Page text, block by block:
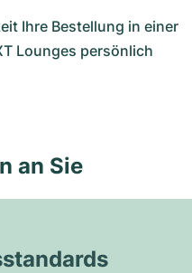
Ihre Bestellung in einer
Lounges persönlich
an Sie